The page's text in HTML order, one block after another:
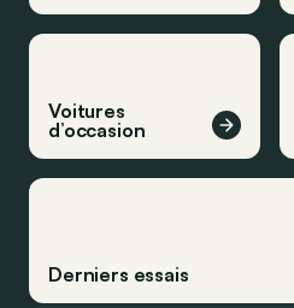
Voitures
d’occasion
Derniers essais